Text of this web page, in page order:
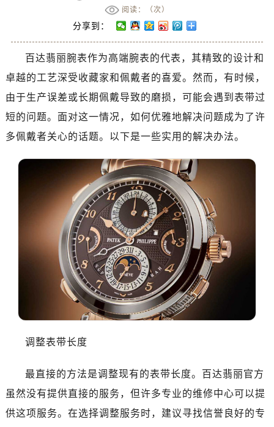
阅读：（次）
分享到：
百达翡丽腕表作为高端腕表的代表，其精致的设计和
卓越的工艺深受收藏家和佩戴者的喜爱。然而，有时候，
由于生产误差或长期佩戴导致的磨损，可能会遇到表带过
短的问题。面对这一情况，如何优雅地解决问题成为了许
多佩戴者关心的话题。以下是一些实用的解决办法。
调整表带长度
最直接的方法是调整现有的表带长度。百达翡丽官方
虽然没有提供直接的服务，但许多专业的维修中心可以提
供这项服务。在选择调整服务时，建议寻找信誉良好的专